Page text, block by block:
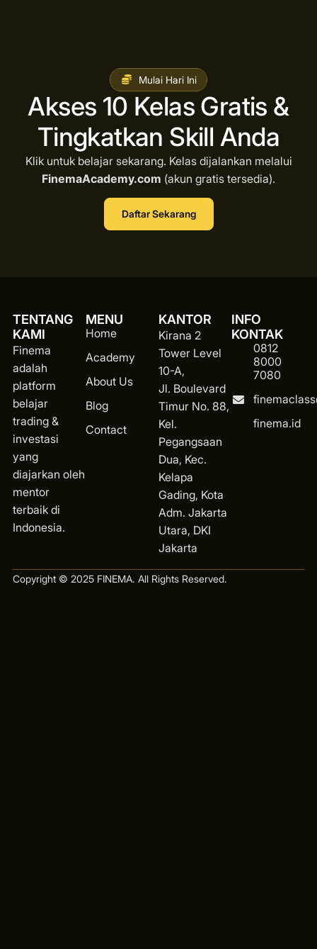
Mulai Hari Ini
Akses 10 Kelas Gratis &
Tingkatkan Skill Anda
Klik untuk belajar sekarang. Kelas dijalankan melalui
FinemaAcademy.com (akun gratis tersedia).
Daftar Sekarang
TENTANG
KAMI
Finema
adalah
platform
belajar
trading &
investasi
yang
diajarkan oleh
mentor
terbaik di
Indonesia.
MENU
Home
Academy
About Us
Blog
Contact
KANTOR
Kirana 2
Tower Level
10-A,
Jl. Boulevard
Timur No. 88,
Kel.
Pegangsaan
Dua, Kec.
Kelapa
Gading, Kota
Adm. Jakarta
Utara, DKI
Jakarta
INFO
KONTAK
0812
8000
7080
finema.id
Copyright © 2025 FINEMA. All Rights Reserved.